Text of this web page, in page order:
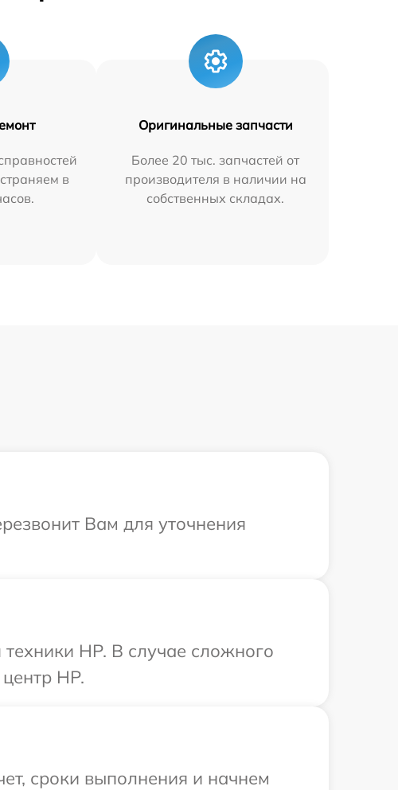
в
Оригинальные запчасти
Более 20 тыс. запчастей от
производителя в наличии на
собственных складах.
Вам для уточнения
HP. В случае сложного
HP.
сроки выполнения и начнем